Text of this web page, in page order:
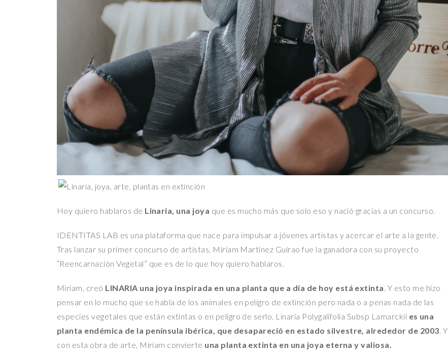
Hoy quiero hablaros de Linaria, una joya que es mucho más que solo eso y nació gracias a un concurso.
IDENTITAS LAB es una plataforma que nace para impulsar a jóvenes artistas y acercar el arte a la gente.
Tras lanzar su primer concurso de artistas, Miriam Martínez Guirao fue la ganadora con su proyecto
“Reencarnación Vegetal” que es de lo que hoy quiero hablaros.
Miriam, creó LINARIA una joya inspirada en una planta que a día de hoy está extinta. Y esto me hizo
pensar en lo mucho que se habla de los animales en peligro de extinción pero nada o a penas nada de las
especies vegetales que están extintas o en peligro de serlo. Linaria Polygalifolia Subsp Lamarckii es una
planta endémica de la península ibérica, que desapareció en estado silvestre, alrededor de 2003. Y
con esta obra de arte, Miriam convierte una planta extinta en una joya eterna y valiosa.